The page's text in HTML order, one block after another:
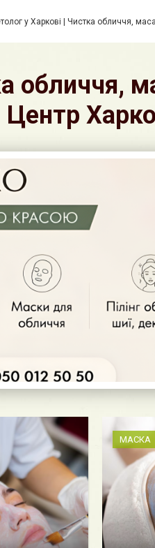
у Харкові | Чистка обличчя,
обличчя,
Центр
1 200 грн.
наявності Маски